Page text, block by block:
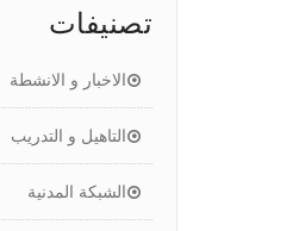
تصنيفات
الاخبار و الانشطة
التاهيل و التدريب
الشبكة المدنية